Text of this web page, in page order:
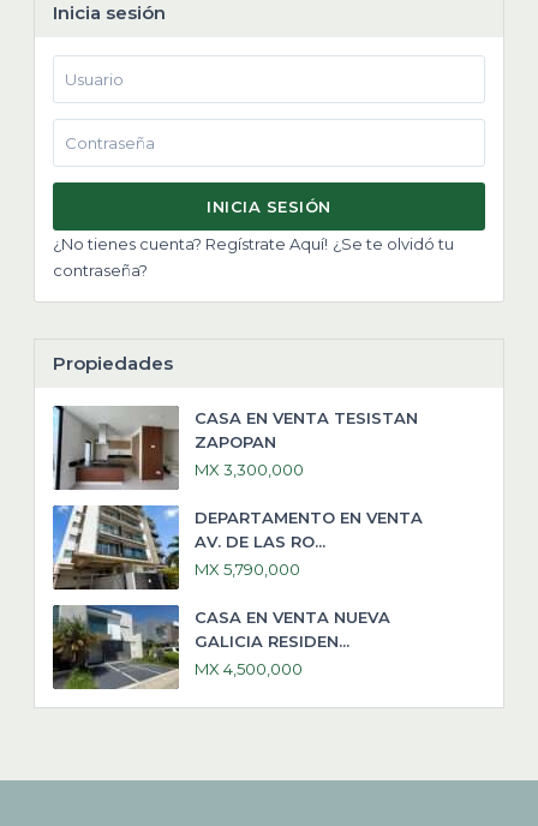
Inicia sesión
INICIA SESIÓN
¿No tienes cuenta? Regístrate Aquí! ¿Se te olvidó tu
contraseña?
Propiedades
CASA EN VENTA TESISTAN
ZAPOPAN
MX 3,300,000
DEPARTAMENTO EN VENTA
AV. DE LAS RO...
MX 5,790,000
CASA EN VENTA NUEVA
GALICIA RESIDEN...
MX 4,500,000